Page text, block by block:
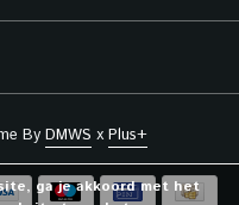
By DMWS x Plus+
ga je akkoord met het